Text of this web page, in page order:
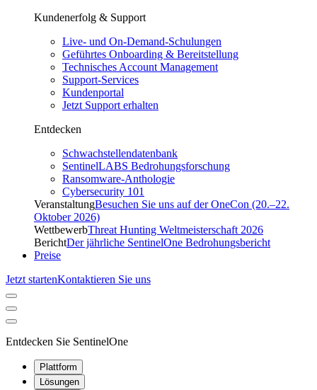
Kundenerfolg & Support
Live- und On-Demand-Schulungen
Geführtes Onboarding & Bereitstellung
Technisches Account Management
Support-Services
Kundenportal
Jetzt Support erhalten
Entdecken
Schwachstellendatenbank
SentinelLABS Bedrohungsforschung
Ransomware-Anthologie
Cybersecurity 101
VeranstaltungBesuchen Sie uns auf der OneCon (20.–22.
Oktober 2026)
WettbewerbThreat Hunting Weltmeisterschaft 2026
BerichtDer jährliche SentinelOne Bedrohungsbericht
Preise
Jetzt startenKontaktieren Sie uns
Entdecken Sie SentinelOne
Plattform
Lösungen